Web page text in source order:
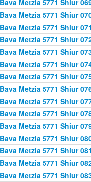
Bava Metzia 5771 Shiur
Bava Metzia 5771 Shiur
Bava Metzia 5771 Shiur
Bava Metzia 5771 Shiur
Bava Metzia 5771 Shiur
Bava Metzia 5771 Shiur
Bava Metzia 5771 Shiur
Bava Metzia 5771 Shiur
Bava Metzia 5771 Shiur
Bava Metzia 5771 Shiur
Bava Metzia 5771 Shiur
Bava Metzia 5771 Shiur
Bava Metzia 5771 Shiur
Bava Metzia 5771 Shiur
Bava Metzia 5771 Shiur